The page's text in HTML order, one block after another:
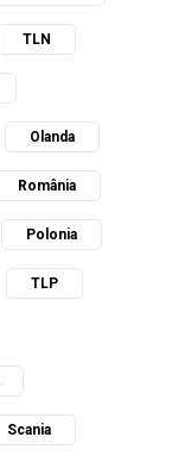
TLN
Olanda
România
Polonia
TLP
Scania